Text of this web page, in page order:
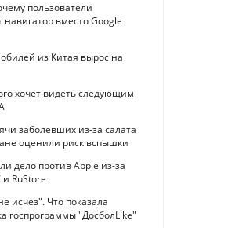
пользователи
навигатор вместо Google
из Китая вырос на
хочет видеть следующим
заболевших из-за салата
оценили риск вспышки
дело против Apple из-за
RuStore
исчез". Что показала
госпрограммы "ДосболLike"